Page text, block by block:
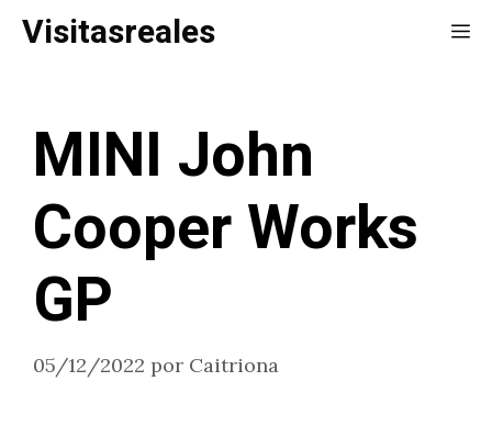
Saltar
Visitasreales
MINI John
Cooper Works
GP
05/12/2022 por Caitriona